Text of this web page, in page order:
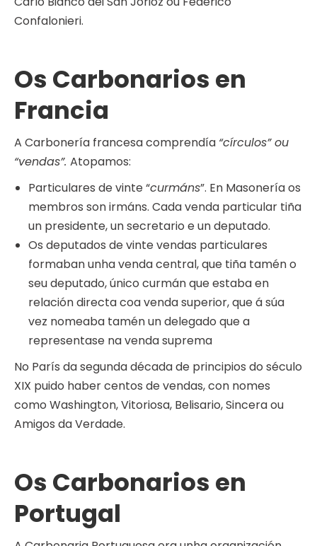
Confalonieri.
Os Carbonarios en
Francia
A Carbonería francesa comprendía “círculos” ou
“vendas”. Atopamos:
Particulares de vinte “curmáns”. En Masonería os
membros son irmáns. Cada venda particular tiña
un presidente, un secretario e un deputado.
Os deputados de vinte vendas particulares
formaban unha venda central, que tiña tamén o
seu deputado, único curmán que estaba en
relación directa coa venda superior, que á súa
vez nomeaba tamén un delegado que a
representase na venda suprema
No París da segunda década de principios do século
XIX puido haber centos de vendas, con nomes
como Washington, Vitoriosa, Belisario, Sincera ou
Amigos da Verdade.
Os Carbonarios en
Portugal